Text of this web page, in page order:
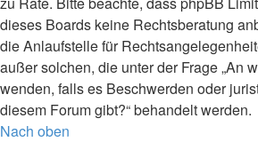
dieses Boards keine Rechtsberatung
die Anlaufstelle für
außer solchen, die unter der Frage „An
wenden, falls es Beschwerden oder
diesem Forum gibt?“ behandelt werden.
Nach oben